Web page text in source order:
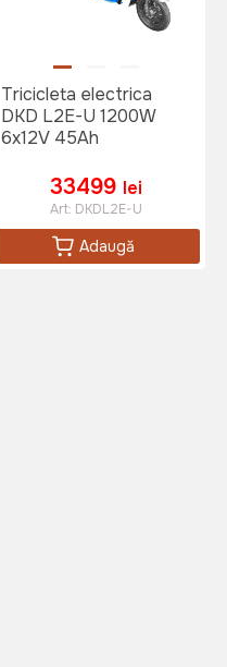
Tricicleta electrica
DKD L2E-U 1200W
6x12V 45Ah
33499 lei
Art: DKDL2E-U
Adaugă